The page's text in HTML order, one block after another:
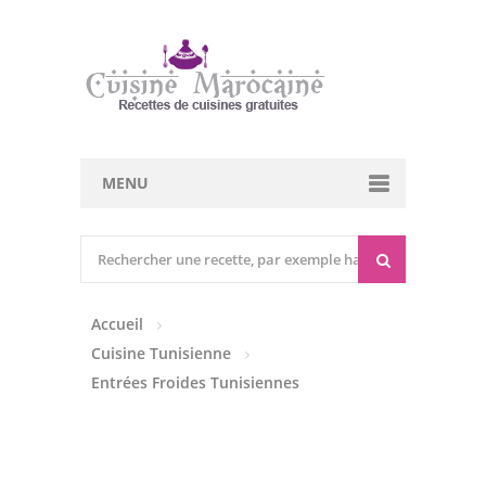
MENU
Entrées Froides
Tajines
Accueil
Cuisine Tunisienne
Entrées Froides Tunisiennes